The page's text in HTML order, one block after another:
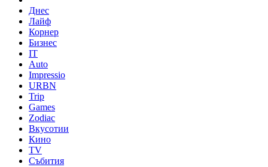
Днес
Лайф
Корнер
Бизнес
IT
Auto
Impressio
URBN
Trip
Games
Zodiac
Вкусотии
Кино
TV
Събития